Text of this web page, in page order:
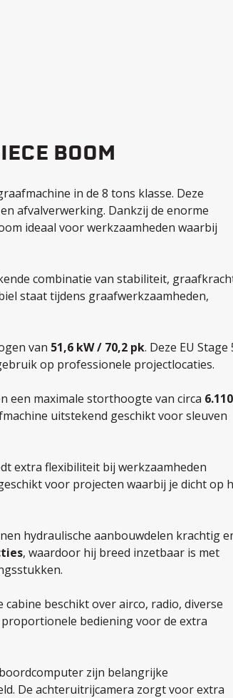
BOOM
in de 8 tons klasse. Deze
afvalverwerking. Dankzij de enorme
ideaal voor werkzaamheden waarbij
combinatie van stabiliteit,
staat tijdens graafwerkzaamheden,
van 51,6 kW / 70,2 pk. Deze EU Stage
op professionele projectlocaties.
een maximale storthoogte van circa 6.110
uitstekend geschikt voor sleuven
extra flexibiliteit bij werkzaamheden
voor projecten waarbij je dicht op
hydraulische aanbouwdelen krachtig
, waardoor hij breed inzetbaar is met
beschikt over airco, radio, diverse
bediening voor de extra
zijn belangrijke
De achteruitrijcamera zorgt voor extra